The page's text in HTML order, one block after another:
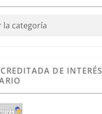
DE INTERÉS